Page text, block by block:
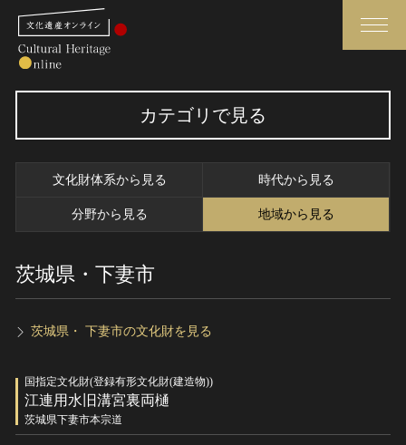
さらに詳細検索
トップ
作品一覧
カテゴリで見る
全国の美術館・博物館
博物館、美術館の皆さまへ
お知らせ一覧
カテゴリで見る
文化財体系から見る 時代から見る
分野から見る 地域から見る
茨城県・下妻市
茨城県・ 下妻市の文化財を見る
国指定文化財(登録有形文化財(建造物))
江連用水旧溝宮裏両樋
茨城県下妻市本宗道